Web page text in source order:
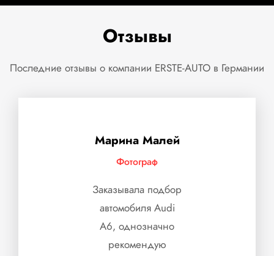
Отзывы
Последние отзывы о компании ERSTE-AUTO в Германии
Марина Малей
Фотограф
Заказывала подбор
автомобиля Audi
A6, однозначно
рекомендую